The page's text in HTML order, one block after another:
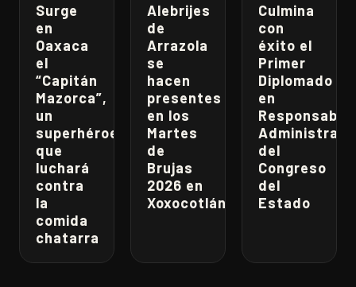
Surge
en
Oaxaca
el
“Capitán
Mazorca”,
un
superhéroe
que
luchará
contra
la
comida
chatarra
Alebrijes
de
Arrazola
se
hacen
presentes
en los
Martes
de
Brujas
2026 en
Xoxocotlán
Culmina
con
éxito el
Primer
Diplomado
en
del
Congreso
del
Estado